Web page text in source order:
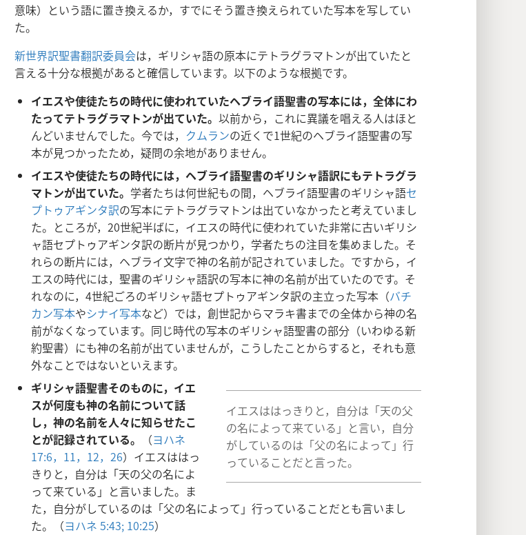
意味）という語に置き換えるか，すでにそう置き換えられていた写本を写してい
た。
新世界訳聖書翻訳委員会は，ギリシャ語の原本にテトラグラマトンが出ていたと
言える十分な根拠があると確信しています。以下のような根拠です。
イエスや使徒たちの時代に使われていたヘブライ語聖書の写本には，全体にわ
たってテトラグラマトンが出ていた。 以前から，これに異議を唱える人はほと
んどいませんでした。今では， クムランの近くで1世紀のヘブライ語聖書の写
本が見つかったため，疑問の余地がありません。
イエスや使徒たちの時代には，ヘブライ語聖書のギリシャ語訳にもテトラグラ
マトンが出ていた。 学者たちは何世紀もの間，ヘブライ語聖書のギリシャ語セ
プトゥアギンタ訳の写本にテトラグラマトンは出ていなかったと考えていまし
た。ところが，20世紀半ばに，イエスの時代に使われていた非常に古いギリシ
ャ語セプトゥアギンタ訳の断片が見つかり，学者たちの注目を集めました。そ
れらの断片には，ヘブライ文字で神の名前が記されていました。ですから，イ
エスの時代には，聖書のギリシャ語訳の写本に神の名前が出ていたのです。そ
れなのに，4世紀ごろのギリシャ語セプトゥアギンタ訳の主立った写本（バチ
カン写本やシナイ写本など）では，創世記からマラキ書までの全体から神の名
前がなくなっています。同じ時代の写本のギリシャ語聖書の部分（いわゆる新
約聖書）にも神の名前が出ていませんが，こうしたことからすると，それも意
外なことではないといえます。
イエスははっきりと，自分は「天の父
の名によって来ている」と言い，自分
がしているのは「父の名によって」行
っていることだと言った。
ギリシャ語聖書そのものに，イエ
スが何度も神の名前について話
し，神の名前を人々に知らせたこ
とが記録されている。
（ヨハネ
17:6， 11，12， 26）イエスははっ
きりと，自分は「天の父の名によ
って来ている」と言いました。ま
た，自分がしているのは「父の名によって」行っていることだとも言いまし
た。（ヨハネ 5:43; 10:25）